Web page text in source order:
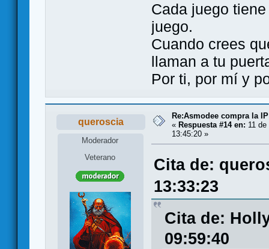
Cada juego
juego.
Cuando crees
llaman a tu
Por ti, por mí y
queroscia
Moderador
Veterano
Re:Asmodee compra la
« Respuesta #14 en: 11
13:45:20 »
Cita de:
13:33:23
Cita de:
09:59:40